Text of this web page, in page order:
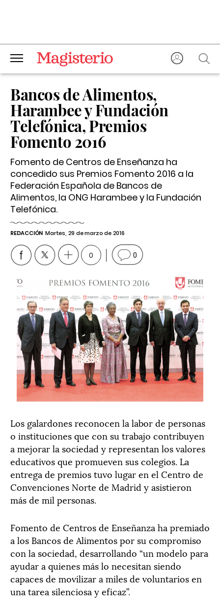
Bancos de Alimentos,
Harambee y Fundación
Telefónica, Premios
Fomento 2016
Fomento de Centros de Enseñanza ha
concedido sus Premios Fomento 2016 a la
Federación Española de Bancos de
Alimentos, la ONG Harambee y la Fundación
Telefónica.
REDACCIÓN Martes, 29 de marzo de 2016
0 0
Los galardones reconocen la labor de personas
o instituciones que con su trabajo contribuyen
a mejorar la sociedad y representan los valores
educativos que promueven sus colegios. La
entrega de premios tuvo lugar en el Centro de
Convenciones Norte de Madrid y asistieron
más de mil personas.
Fomento de Centros de Enseñanza ha premiado
a los Bancos de Alimentos por su compromiso
con la sociedad, desarrollando “un modelo para
ayudar a quienes más lo necesitan siendo
capaces de movilizar a miles de voluntarios en
una tarea silenciosa y eficaz”.